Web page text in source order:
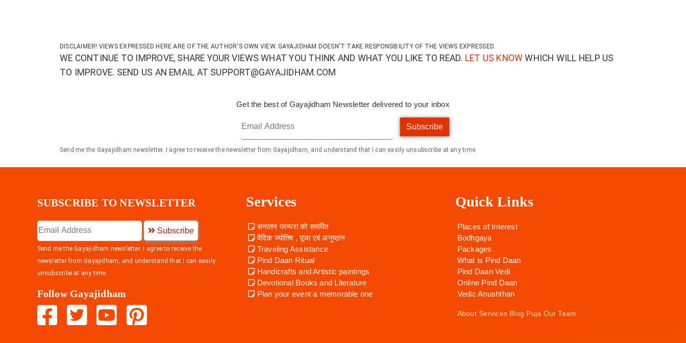
DISCLAIMER! VIEWS EXPRESSED HERE ARE OF THE AUTHOR'S OWN VIEW. GAYAJIDHAM DOESN'T TAKE RESPONSIBILITY OF THE VIEWS EXPRESSED.
WE CONTINUE TO IMPROVE, SHARE YOUR VIEWS WHAT YOU THINK AND WHAT YOU LIKE TO READ. LET US KNOW WHICH WILL HELP US
TO IMPROVE. SEND US AN EMAIL AT SUPPORT@GAYAJIDHAM.COM
Get the best of Gayajidham Newsletter delivered to your inbox
Subscribe
Send me the Gayajidham newsletter. I agree to receive the newsletter from Gayajidham, and understand that I can easily unsubscribe at any time.
SUBSCRIBE TO NEWSLETTER
Subscribe
Send me the Gayajidham newsletter. I agree to receive the
newsletter from Gayajidham, and understand that I can easily
unsubscribe at any time.
Follow Gayajidham
Services
सनातन परम्परा को समर्पित
वैदिक ज्योतिष , पूजा एवं अनुष्ठान
Traveling Assistance
Pind Daan Ritual
Handicrafts and Artistic paintings
Devotional Books and Literature
Plan your event a memorable one
Quick Links
Places of Interest
Bodhgaya
Packages
What is Pind Daan
Pind Daan Vedi
Online Pind Daan
Vedic Anushthan
About Services Blog Puja Our Team